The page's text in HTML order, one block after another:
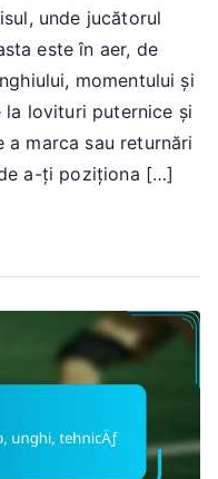
unde jucătorul
este în aer, de
momentului și
lovituri puternice și
marca sau returnări
a-ți poziționa […]